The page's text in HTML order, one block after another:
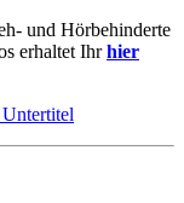
und Hörbehinderte
erhaltet Ihrhier